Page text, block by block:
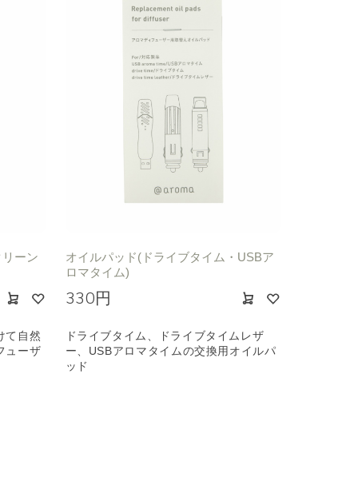
ーン
て自然
ューザ
オイルパッド(ドライブタイム・USBア
ロマタイム)
330円
ドライブタイム、ドライブタイムレザ
ー、USBアロマタイムの交換用オイルパ
ッド